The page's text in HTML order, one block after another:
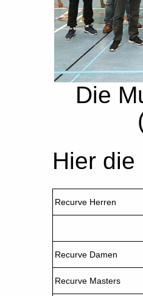
Die
Hier
Recurve Herren
Recurve Damen
Recurve Masters